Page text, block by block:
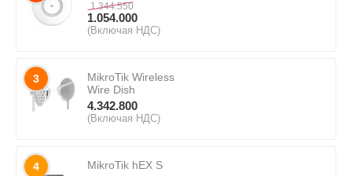
1.344.550
1.054.000
(Включая НДС)
3
MikroTik Wireless
Wire Dish
4.342.800
(Включая НДС)
4 MikroTik hEX S